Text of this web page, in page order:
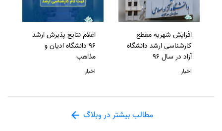
افزایش شهریه مقطع
کارشناسی ارشد دانشگاه
آزاد در سال 96
اخبار
اعلام نتایج پذیرش ارشد
96 دانشگاه ادیان و
مذاهب
اخبار
مطالب بیشتر در وبلاگ